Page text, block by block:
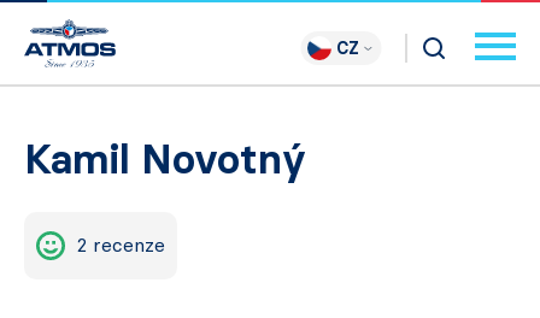
CZ
Kamil Novotný
2 recenze